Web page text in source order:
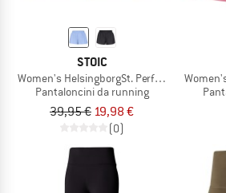
STOIC
Women's HelsingborgSt. Performance Light
Pantaloncini da running
39,95 € 19,98 €
(0)